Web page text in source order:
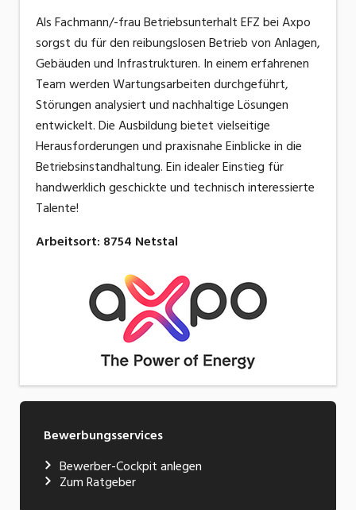
Als Fachmann/-frau Betriebsunterhalt EFZ bei Axpo
sorgst du für den reibungslosen Betrieb von Anlagen,
Gebäuden und Infrastrukturen. In einem erfahrenen
Team werden Wartungsarbeiten durchgeführt,
Störungen analysiert und nachhaltige Lösungen
entwickelt. Die Ausbildung bietet vielseitige
Herausforderungen und praxisnahe Einblicke in die
Betriebsinstandhaltung. Ein idealer Einstieg für
handwerklich geschickte und technisch interessierte
Talente!
Arbeitsort: 8754 Netstal
Bewerbungsservices
Bewerber-Cockpit anlegen
Zum Ratgeber